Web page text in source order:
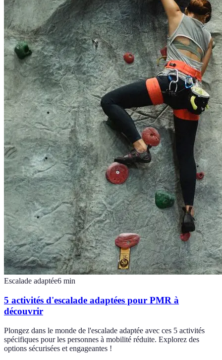
Escalade adaptée6 min
5 activités d'escalade adaptées pour PMR à
découvrir
Plongez dans le monde de l'escalade adaptée avec ces 5 activités
spécifiques pour les personnes à mobilité réduite. Explorez des
options sécurisées et engageantes !